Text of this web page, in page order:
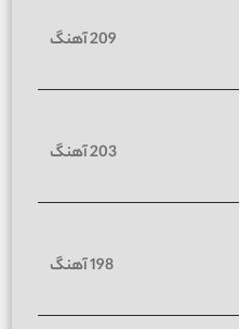
209 آهنگ
203 آهنگ
198 آهنگ